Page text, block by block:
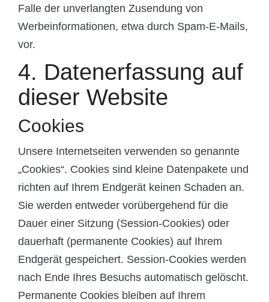
Falle der unverlangten Zusendung von
Werbeinformationen, etwa durch Spam-E-Mails,
vor.
4. Datenerfassung auf
dieser Website
Cookies
Unsere Internetseiten verwenden so genannte
„Cookies“. Cookies sind kleine Datenpakete und
richten auf Ihrem Endgerät keinen Schaden an.
Sie werden entweder vorübergehend für die
Dauer einer Sitzung (Session-Cookies) oder
dauerhaft (permanente Cookies) auf Ihrem
Endgerät gespeichert. Session-Cookies werden
nach Ende Ihres Besuchs automatisch gelöscht.
Permanente Cookies bleiben auf Ihrem